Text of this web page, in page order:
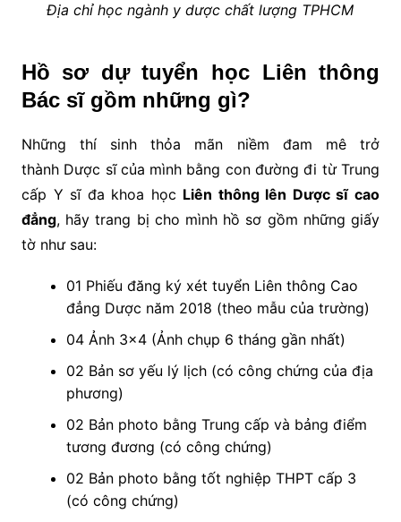
Địa chỉ học ngành y dược chất lượng TPHCM
Hồ sơ dự tuyển học Liên thông
Bác sĩ gồm những gì?
Những thí sinh thỏa mãn niềm đam mê trở
thành Dược sĩ của mình bằng con đường đi từ Trung
cấp Y sĩ đa khoa học Liên thông lên Dược sĩ cao
đẳng, hãy trang bị cho mình hồ sơ gồm những giấy
tờ như sau:
01 Phiếu đăng ký xét tuyển Liên thông Cao
đẳng Dược năm 2018 (theo mẫu của trường)
04 Ảnh 3×4 (Ảnh chụp 6 tháng gần nhất)
02 Bản sơ yếu lý lịch (có công chứng của địa
phương)
02 Bản photo bằng Trung cấp và bảng điểm
tương đương (có công chứng)
02 Bản photo bằng tốt nghiệp THPT cấp 3
(có công chứng)